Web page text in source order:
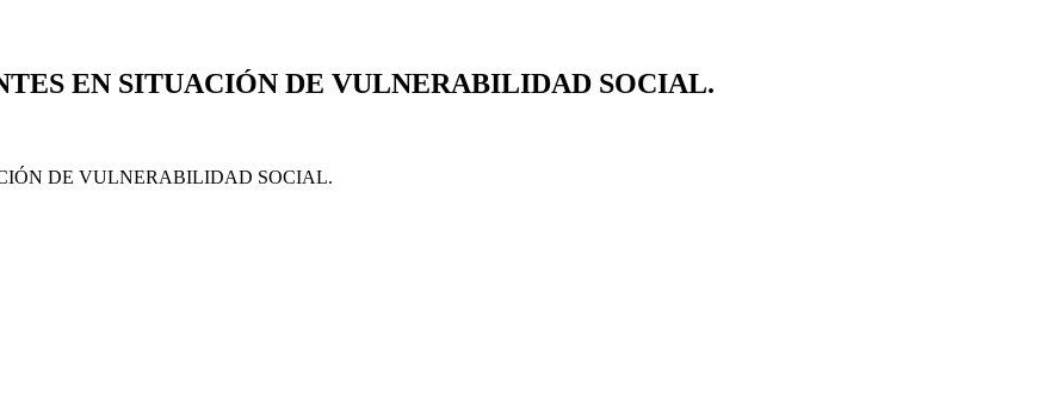
EN SITUACIÓN DE VULNERABILIDAD SOCIAL.​
DE VULNERABILIDAD SOCIAL.​